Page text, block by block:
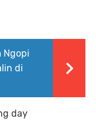
Ngopi
di
day